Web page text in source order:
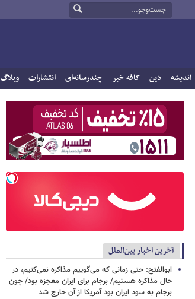
اندیشه دین کافه خبر چندرسانه‌ای انتشارات وبلاگ
آخرین اخبار بین‌الملل
ابوالفتح: حتی زمانی که می‌گوییم مذاکره نمی‌کنیم، در
حال مذاکره هستیم/ برجام برای ایران معجزه بود/ چون
برجام به سود ایران بود آمریکا از آن خارج شد